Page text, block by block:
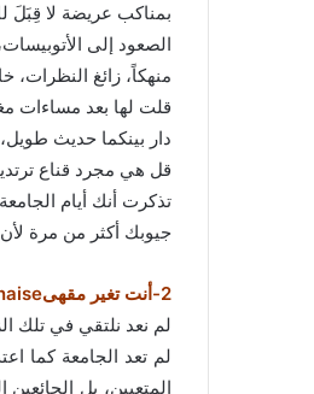
بمناكب عريضة لا قِبَلَ
الصعود إلى
منهكاً، زائغ
قلت لها بعد مساءات
دار بينكما حديث
قل هي مجرد قناع
تذكرت أنك أيام
جيوبك أكثر من مرة
2-أنت تغير مقهىla javanaise” بمقصف الجامعة
لم نعد نلتقي في تلك
لم تعد الجامعة كما
المتعبين، بل